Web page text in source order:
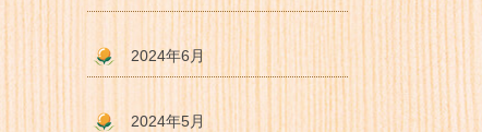
2024年6月
2024年5月